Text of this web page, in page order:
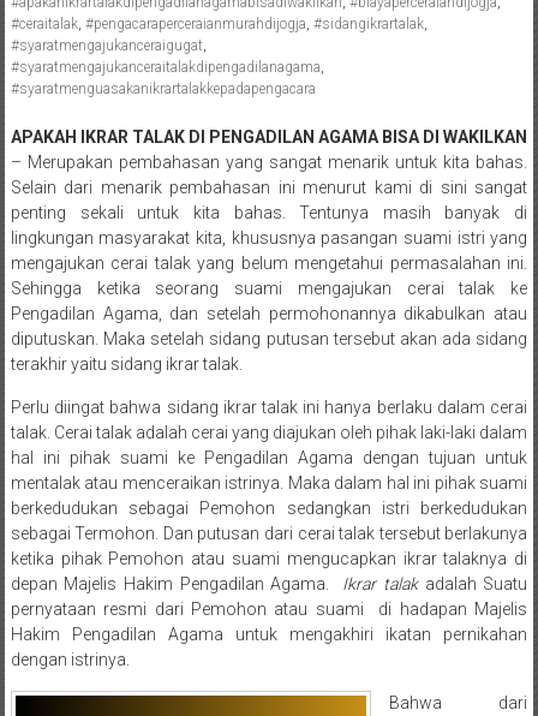
Perceraian/
Advokat
/
Konsultan
Hukum
/
Konsultan
Hukum
Pajak/
Mediator/
Mediasi/
Yogyakarta/Bantul/Sleman/Gunung
Kidul/Wonosari/Wates/Kulonprogo/
kalten/Solo/
Purwakarta,
Sukoharjo/
Semarang/
Batang/Brebes/
Purworejo,
Kebumen/Magelang/Temanggung/Mungkid/Demak/
Batu/
Blitar/Surabaya/Palembang/
#ceraitalak, #pengacaraperceraianmurahdijogja, #sidangikrartalak,
#syaratmengajukanceraigugat,
#syaratmengajukanceraitalakdipengadilanagama,
#syaratmenguasakanikrartalakkepadapengacara
APAKAH IKRAR TALAK DI PENGADILAN AGAMA BISA DI WAKILKAN
– Merupakan pembahasan yang sangat menarik untuk kita bahas.
Selain dari menarik pembahasan ini menurut kami di sini sangat
penting sekali untuk kita bahas. Tentunya masih banyak di
lingkungan masyarakat kita, khususnya pasangan suami istri yang
mengajukan cerai talak yang belum mengetahui permasalahan ini.
Sehingga ketika seorang suami mengajukan cerai talak ke
Pengadilan Agama, dan setelah permohonannya dikabulkan atau
diputuskan. Maka setelah sidang putusan tersebut akan ada sidang
terakhir yaitu sidang ikrar talak.
Perlu diingat bahwa sidang ikrar talak ini hanya berlaku dalam cerai
talak. Cerai talak adalah cerai yang diajukan oleh pihak laki-laki dalam
hal ini pihak suami ke Pengadilan Agama dengan tujuan untuk
mentalak atau menceraikan istrinya. Maka dalam hal ini pihak suami
berkedudukan sebagai Pemohon sedangkan istri berkedudukan
sebagai Termohon. Dan putusan dari cerai talak tersebut berlakunya
ketika pihak Pemohon atau suami mengucapkan ikrar talaknya di
depan Majelis Hakim Pengadilan Agama. Ikrar talakadalah Suatu
pernyataan resmi dari Pemohon atau suami di hadapan Majelis
Hakim Pengadilan Agama untuk mengakhiri ikatan pernikahan
dengan istrinya.
Bahwa dari